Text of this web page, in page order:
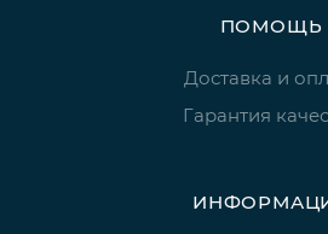
ПОМОЩЬ
Доставка и
Гарантия